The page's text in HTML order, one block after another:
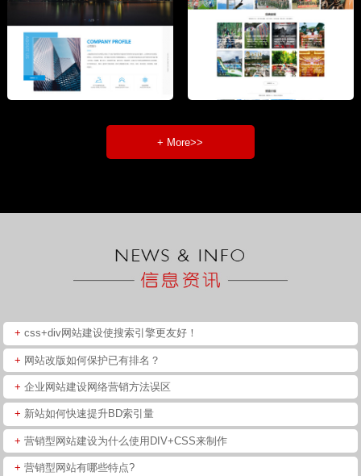
+ More>>
+ css+div网站建设使搜索引擎更友好！
+ 网站改版如何保护已有排名？
+ 企业网站建设网络营销方法误区
+ 新站如何快速提升BD索引量
+ 营销型网站建设为什么使用DIV+CSS来制作
+ 营销型网站有哪些特点?